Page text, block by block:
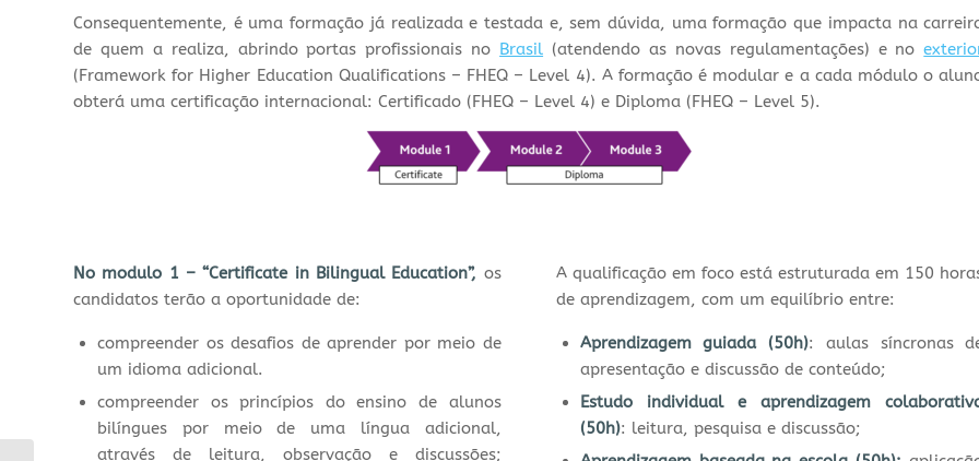
Consequentemente, é uma formação já realizada e testada e, sem dúvida, uma formação que impacta na
de quem a realiza, abrindo portas profissionais no Brasil (atendendo as novas regulamentações) e no
(Framework for Higher Education Qualifications – FHEQ – Level 4). A formação é modular e a cada módulo o
obterá uma certificação internacional: Certificado (FHEQ – Level 4) e Diploma (FHEQ – Level 5).
No modulo 1 –“Certificate in Bilingual Education”, os
candidatos terão a oportunidade de:
compreender os desafios de aprender por meio de
um idioma adicional.
compreender os princípios do ensino de alunos
bilíngues por meio de uma língua adicional,
através de leitura, observação e discussões;
A qualificação em foco está estruturada em 150
de aprendizagem, com um equilíbrio entre:
Aprendizagem guiada (50h): aulas síncronas
apresentação e discussão de conteúdo;
Estudo individual e aprendizagem
(50h): leitura, pesquisa e discussão;